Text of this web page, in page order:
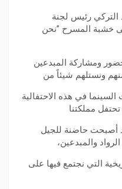
التركي رئيس لجنة
خشبة المسرح ”نحن
ومشاركة المبدعين
ونستلهم شيئاً من
السينما في هذه الاحتفالية
مملكتنا
أصبحت حاضنة للجيل
والمبدعين،
التي نجتمع فيها على